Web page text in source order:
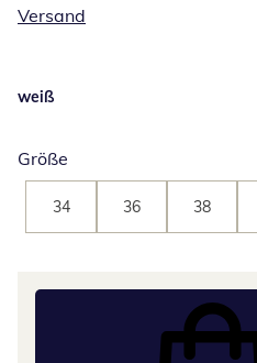
Versand
weiß
Größe
34 36 38